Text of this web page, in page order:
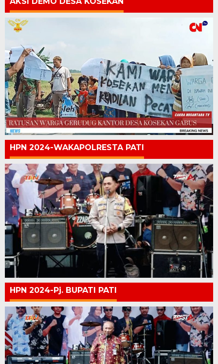
HPN 2024-WAKAPOLRESTA PATI
HPN 2024-Pj. BUPATI PATI